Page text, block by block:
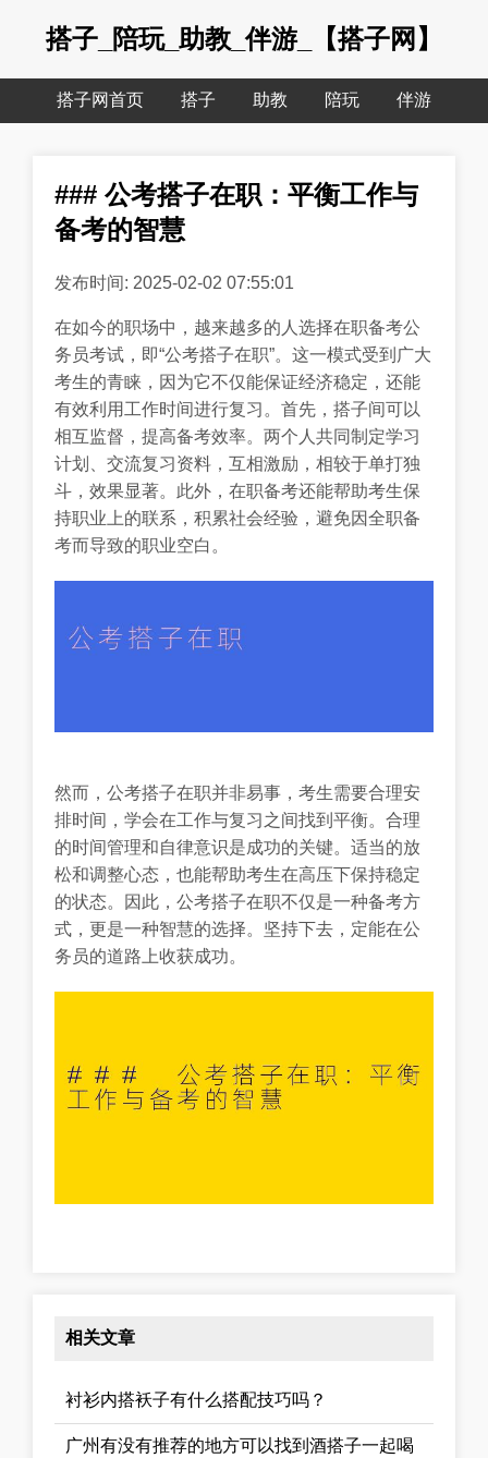
搭子_陪玩_助教_伴游_【搭子网】
搭子网首页 搭子 助教 陪玩 伴游
### 公考搭子在职：平衡工作与
备考的智慧
发布时间: 2025-02-02 07:55:01
在如今的职场中，越来越多的人选择在职备考公
务员考试，即“公考搭子在职”。这一模式受到广大
考生的青睐，因为它不仅能保证经济稳定，还能
有效利用工作时间进行复习。首先，搭子间可以
相互监督，提高备考效率。两个人共同制定学习
计划、交流复习资料，互相激励，相较于单打独
斗，效果显著。此外，在职备考还能帮助考生保
持职业上的联系，积累社会经验，避免因全职备
考而导致的职业空白。
然而，公考搭子在职并非易事，考生需要合理安
排时间，学会在工作与复习之间找到平衡。合理
的时间管理和自律意识是成功的关键。适当的放
松和调整心态，也能帮助考生在高压下保持稳定
的状态。因此，公考搭子在职不仅是一种备考方
式，更是一种智慧的选择。坚持下去，定能在公
务员的道路上收获成功。
相关文章
衬衫内搭袄子有什么搭配技巧吗？
广州有没有推荐的地方可以找到酒搭子一起喝